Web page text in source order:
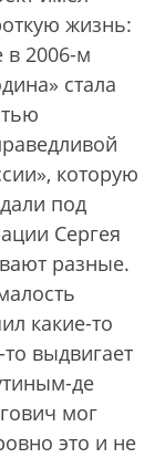
жизнь:
в 2006-м
стала
которую
под
Сергея
разные.
какие-то
выдвигает
де
мог
это и не